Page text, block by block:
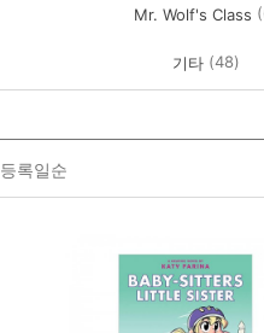
Mr. Wolf's Class
기타 (48)
등록일순